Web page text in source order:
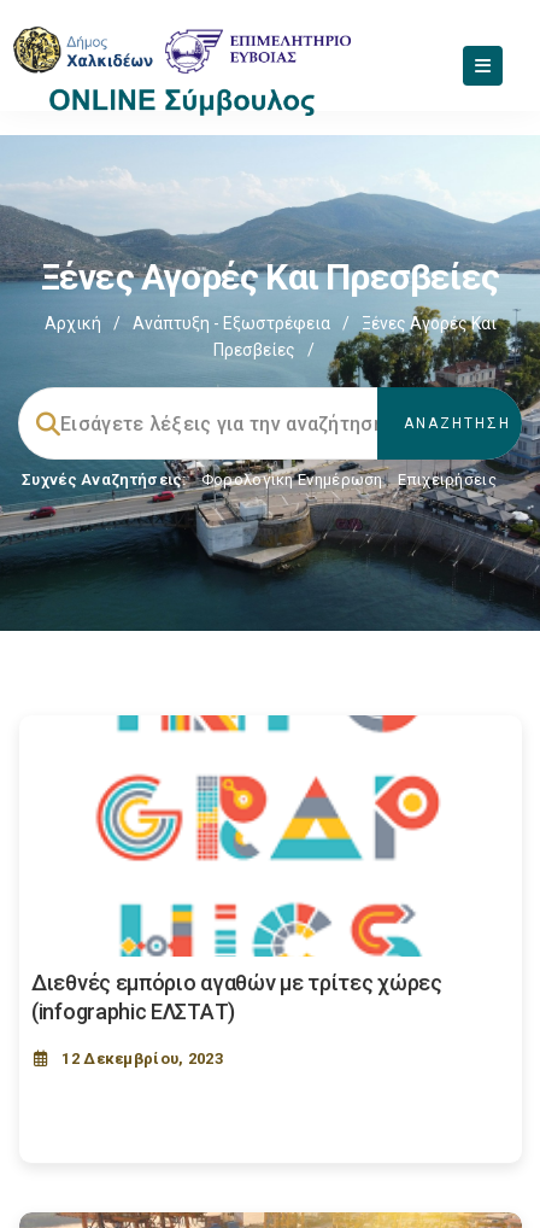
Ξένες Αγορές Και Πρεσβείες
Αρχική / Ανάπτυξη - Εξωστρέφεια /
Ξένες Αγορές Και
Πρεσβείες
/
Συχνές Αναζητήσεις: Φορολογικη Ενημέρωση, Επιχειρήσεις
Διεθνές εμπόριο αγαθών με τρίτες χώρες
(infographic ΕΛΣΤΑΤ)
12 Δεκεμβρίου, 2023